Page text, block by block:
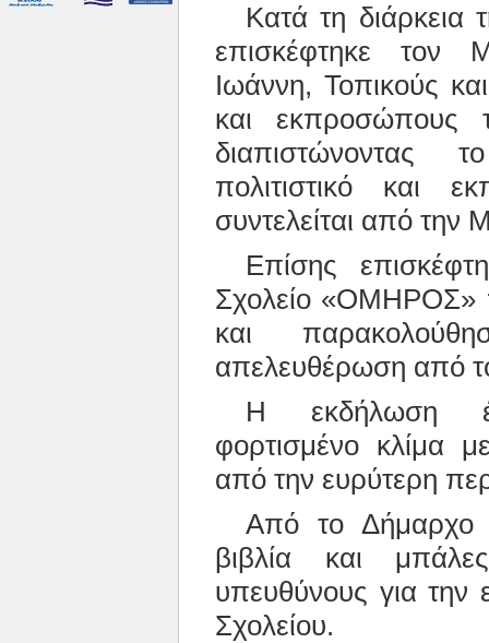
Κατά τη
επισκέφτηκε τον
Ιωάννη, Τοπικούς
και εκπροσώπους
διαπιστώνοντας
πολιτιστικό και
συντελείται από την
Επίσης
Σχολείο «ΟΜΗΡΟΣ»
και
απελευθέρωση από
Η εκδήλωση
φορτισμένο κλίμα
από την ευρύτερη
Από το Δήμαρχο
βιβλία και
υπευθύνους για την
Σχολείου.